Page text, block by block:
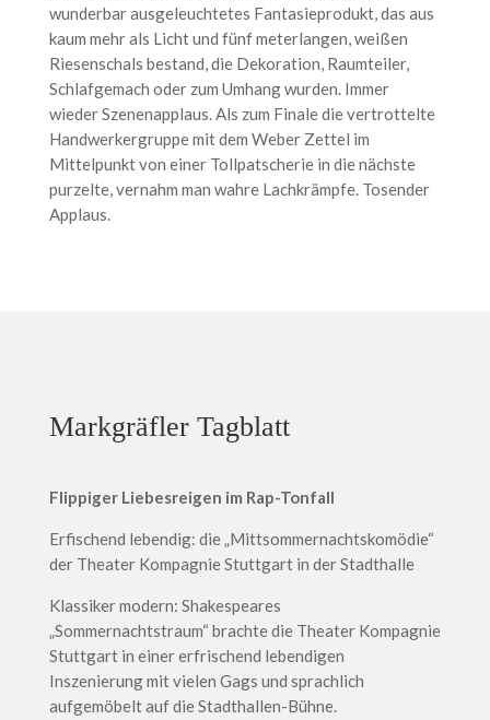
wunderbar ausgeleuchtetes Fantasieprodukt, das aus
kaum mehr als Licht und fünf meterlangen, weißen
Riesenschals bestand, die Dekoration, Raumteiler,
Schlafgemach oder zum Umhang wurden. Immer
wieder Szenenapplaus. Als zum Finale die vertrottelte
Handwerkergruppe mit dem Weber Zettel im
Mittelpunkt von einer Tollpatscherie in die nächste
purzelte, vernahm man wahre Lachkrämpfe. Tosender
Applaus.
Markgräfler Tagblatt
Flippiger Liebesreigen im Rap-Tonfall
Erfischend lebendig: die „Mittsommernachtskomödie“
der Theater Kompagnie Stuttgart in der Stadthalle
Klassiker modern: Shakespeares
„Sommernachtstraum“ brachte die Theater Kompagnie
Stuttgart in einer erfrischend lebendigen
Inszenierung mit vielen Gags und sprachlich
aufgemöbelt auf die Stadthallen-Bühne.